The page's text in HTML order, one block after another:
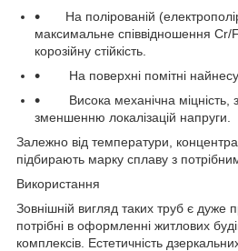
На полірованій
максимальне співвідношення
корозійну стійкість.
На поверхні помітні
Висока механічна міцність,
зменшенню локалізацій напруги.
Залежно від температури,
підбирають марку сплаву з
Використання
Зовнішній вигляд таких труб є дуже
потрібні в оформленні житлових
комплексів. Естетичність